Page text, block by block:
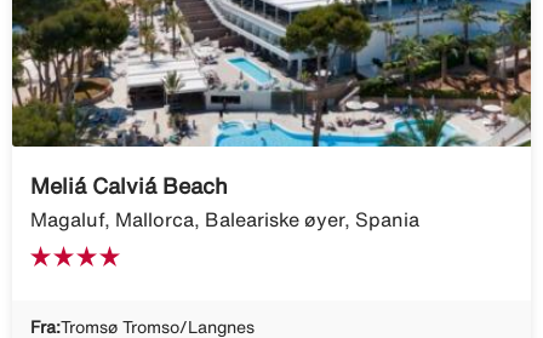
Meliá Calviá Beach
Magaluf, Mallorca, Baleariske øyer, Spania
Fra:Tromsø Tromso/Langnes